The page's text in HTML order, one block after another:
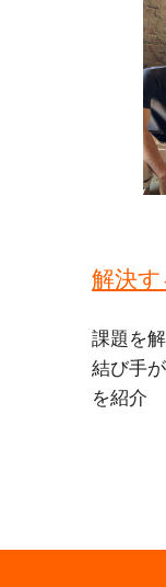
解決
課題を
結び手
を紹介